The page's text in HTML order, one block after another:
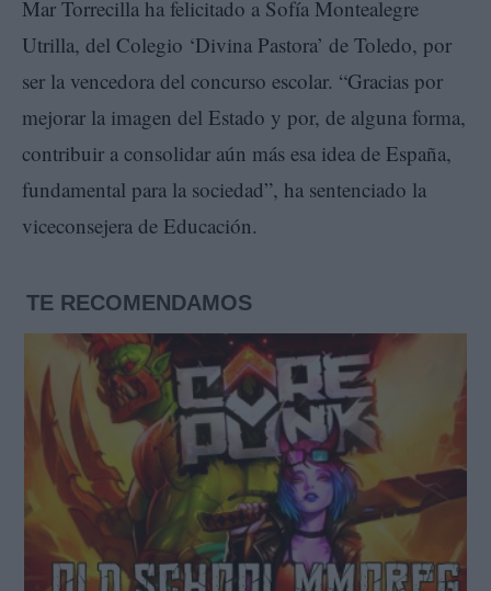
Mar Torrecilla ha felicitado a Sofía Montealegre
Utrilla, del Colegio ‘Divina Pastora’ de Toledo, por
ser la vencedora del concurso escolar. “Gracias por
mejorar la imagen del Estado y por, de alguna forma,
contribuir a consolidar aún más esa idea de España,
fundamental para la sociedad”, ha sentenciado la
viceconsejera de Educación.
TE RECOMENDAMOS